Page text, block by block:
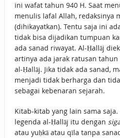
ini wafat tahun 940 H. Saat
menulis lafal Allah, redaksinya
(dihikayatkan). Tentu saja ini
tidak bisa dijadikan tumpuan
ada sanad riwayat. Al-Ḥallāj
artinya ada jarak ratusan tahun
al-Ḥallāj. Jika tidak ada sanad,
menjadi tidak berharga dan
sebagai kebenaran sejarah.
Kitab-kitab yang lain sama
legenda al-Ḥallāj itu dengan
atau yuḥkā atau qīla tanpa